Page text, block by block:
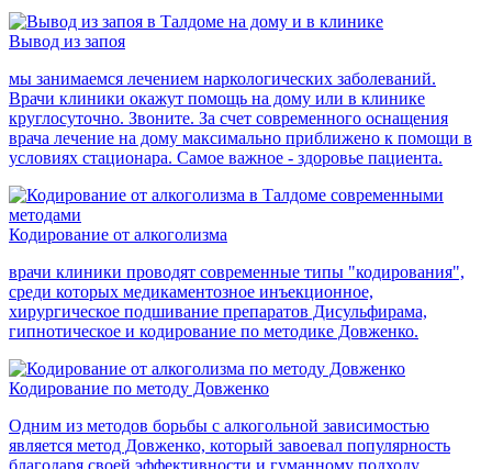
Вывод из запоя
мы занимаемся лечением наркологических заболеваний.
Врачи клиники окажут помощь на дому или в клинике
круглосуточно. Звоните. За счет современного оснащения
врача лечение на дому максимально приближено к помощи в
условиях стационара. Самое важное - здоровье пациента.
Кодирование от алкоголизма
врачи клиники проводят современные типы "кодирования",
среди которых медикаментозное инъекционное,
хирургическое подшивание препаратов Дисульфирама,
гипнотическое и кодирование по методике Довженко.
Кодирование по методу Довженко
Одним из методов борьбы с алкогольной зависимостью
является метод Довженко, который завоевал популярность